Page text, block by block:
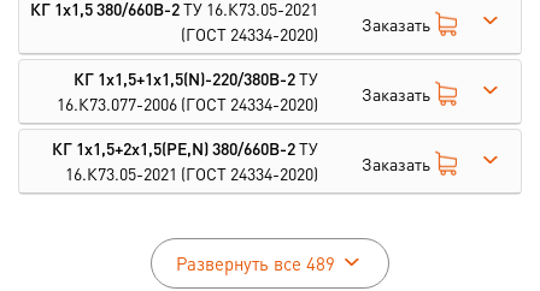
КГ 1х1,5 380/660В-2ТУ 16.К73.05-2021
(ГОСТ 24334-2020)
Заказать
КГ 1х1,5+1х1,5(N)-220/380В-2ТУ
16.К73.077-2006 (ГОСТ 24334-2020) Заказать
КГ 1х1,5+2х1,5(PE,N) 380/660В-2ТУ
16.К73.05-2021 (ГОСТ 24334-2020) Заказать
Развернуть все 489